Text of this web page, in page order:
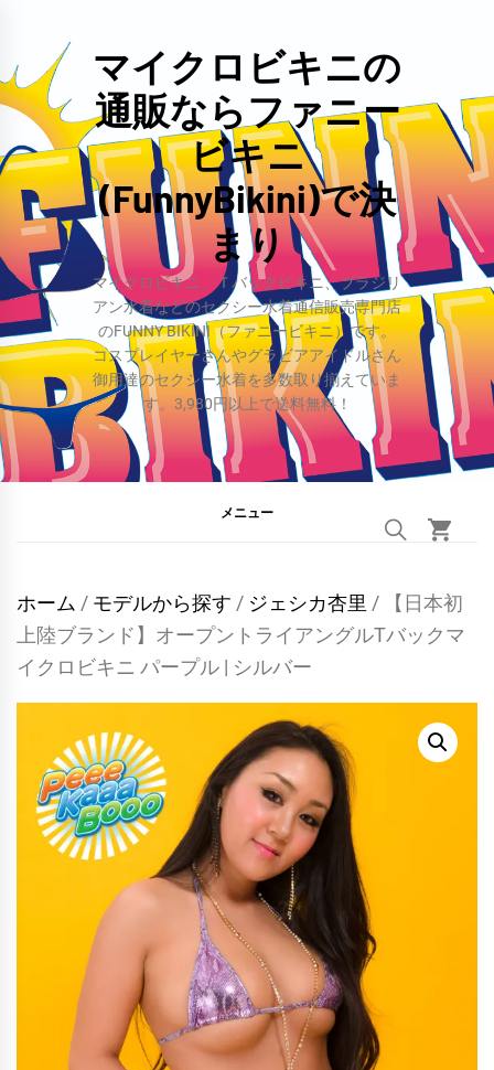
テ
ン
ツ
へ
ッ
プ
マイクロビキニの
通販ならファニー
ビキニ
(FunnyBikini)で決
まり
マイクロビキニ、Ｔバックビキニ、ブラジリ
アン水着などのセクシー水着通信販売専門店
のFUNNY BIKINI（ファニービキニ）です。
コスプレイヤーさんやグラビアアイドルさん
御用達のセクシー水着を多数取り揃えていま
す。3,980円以上で送料無料！
メニュー
ホーム / モデルから探す / ジェシカ杏里 / 【日本初
上陸ブランド】オープントライアングルTバックマ
イクロビキニ パープル | シルバー